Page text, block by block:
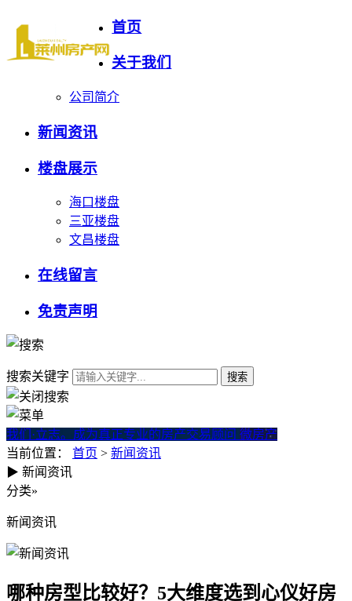
首页
关于我们
公司简介
新闻资讯
楼盘展示
海口楼盘
三亚楼盘
文昌楼盘
在线留言
免责声明
搜索关键字
我们·立志。成为真正专业的房产交易顾问 微房产
当前位置： 首页 > 新闻资讯
哪种房型比较好？5大维度选
▶ 新闻资讯
分类»
新闻资讯
哪种房型比较好？5大维度选到心仪好房